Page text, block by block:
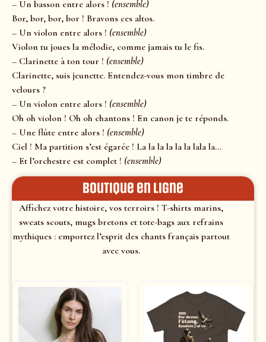
– Un basson entre alors ! (ensemble)
Bor, bor, bor, bor ! Bravons ces altos.
– Un violon entre alors ! (ensemble)
Violon tu joues la mélodie, comme jamais tu le fis.
– Clarinette à ton tour ! (ensemble)
Clarinette, suis jeunette. Entendez-vous mon timbre de
velours ?
– Un violon entre alors ! (ensemble)
Oh oh violon ! Oh oh chantons ! En canon je te réponds.
– Une flûte entre alors ! (ensemble)
Ciel ! Ma partition s’est égarée ! La la la la la la lala la…
– Et l’orchestre est complet ! (ensemble)
Boutique en ligne
Affichez votre histoire, vos terroirs ! T-shirts marins,
sweats scouts, mugs bretons et tote-bags aux refrains
mythiques : emportez l’esprit des chants français partout
avec vous.